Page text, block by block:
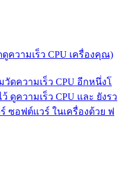
ความเร็ว CPU เครื่องคุณ)
ดความเร็ว CPU อีกหนึ่งโ
ความเร็ว CPU และ ยังรว
ซอฟต์แวร์ ในเครื่องด้วย ฟ